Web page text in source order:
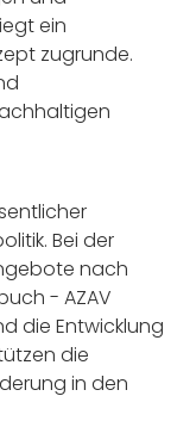
ein
zugrunde.
Bei der
nach
- AZAV
die Entwicklung
die
in den